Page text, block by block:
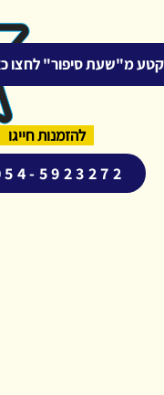
מ"שעת סיפור" לחצו
להזמנות חייגו
5923272